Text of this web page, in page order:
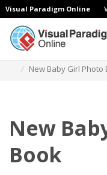
Visual Paradigm Online
New Baby Girl Photo
New
Book